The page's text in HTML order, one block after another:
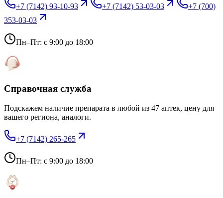
+7 (7142) 93-10-93 +7 (7142) 53-03-03
+7 (700)
353-03-03
Пн–Пт: с 9:00 до 18:00
Справочная служба
Подскажем наличие препарата в любой из 47 аптек, цену для
вашего региона, аналоги.
+7 (7142) 265-265
Пн–Пт: с 9:00 до 18:00